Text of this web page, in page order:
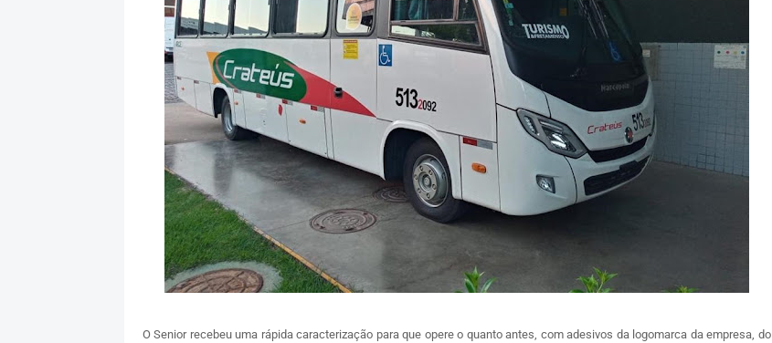
O Senior recebeu uma rápida caracterização para que opere o quanto antes, com adesivos da logomarca da empresa, do